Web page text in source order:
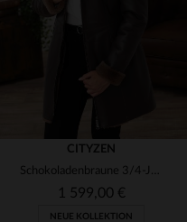
CITYZEN
Schokoladenbraune 3/4-Jacke aus Merinoschafleder - warm und elegant.
1 599,00 €
NEUE KOLLEKTION